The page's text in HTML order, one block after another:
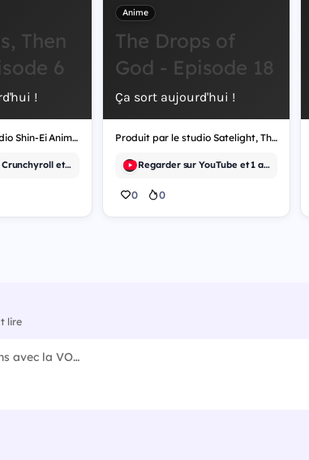
Then
6
!
Produit par le studio Shin-Ei Animation, Draw This, Then Die! est un anime de comédie.
Regarder sur Crunchyroll et 2 autres
Anime
The Drops of
God - Episode 18
Ça sort aujourd'hui !
Produit par le studio Satelight, The Drops of God est un anime de drame.
Regarder sur YouTube et 1 autre
0 0
lire